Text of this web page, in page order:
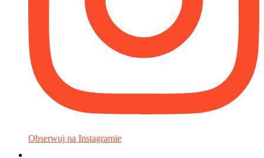
Obserwuj na Instagramie